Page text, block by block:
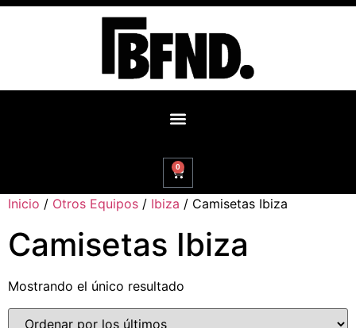
0
Inicio / Otros Equipos / Ibiza / Camisetas Ibiza
Camisetas Ibiza
Mostrando el único resultado